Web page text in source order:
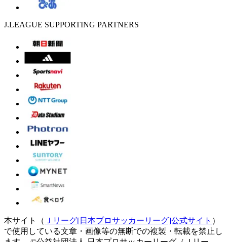
J.LEAGUE SUPPORTING PARTNERS
本サイト（ Ｊリーグ[日本プロサッカーリーグ]公式サイト ）
で使用している文章・画像等の無断での複製・転載を禁止し